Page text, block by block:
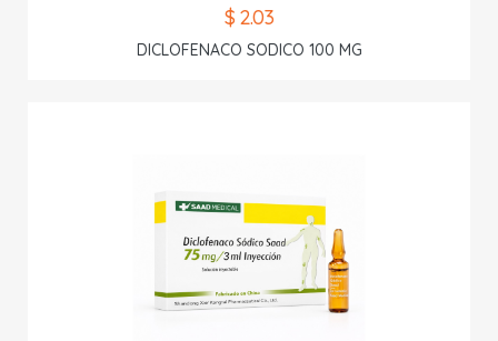
$ 2.03
DICLOFENACO SODICO 100 MG